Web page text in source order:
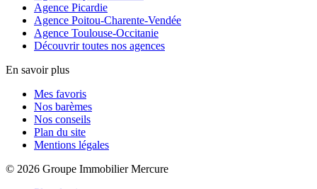
Agence Picardie
Agence Poitou-Charente-Vendée
Agence Toulouse-Occitanie
Découvrir toutes nos agences
En savoir plus
Mes favoris
Nos barèmes
Nos conseils
Plan du site
Mentions légales
© 2026 Groupe Immobilier Mercure